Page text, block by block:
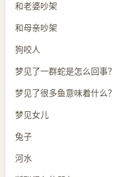
和老婆吵架
和母亲吵架
狗咬人
梦见了一群蛇是怎么回事？
梦见了很多鱼意味着什么？
梦见女儿
兔子
河水